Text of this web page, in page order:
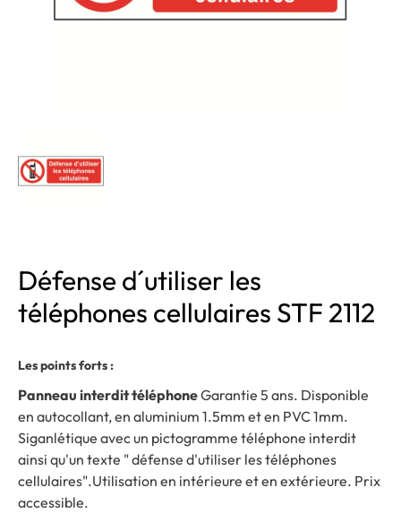
Défense d´utiliser les
téléphones cellulaires STF 2112
Les points forts :
Panneau interdit téléphoneGarantie 5 ans. Disponible
en autocollant, en aluminium 1.5mm et en PVC 1mm.
Siganlétique avec un pictogramme téléphone interdit
ainsi qu'un texte " défense d'utiliser les téléphones
cellulaires".Utilisation en intérieure et en extérieure. Prix
accessible.